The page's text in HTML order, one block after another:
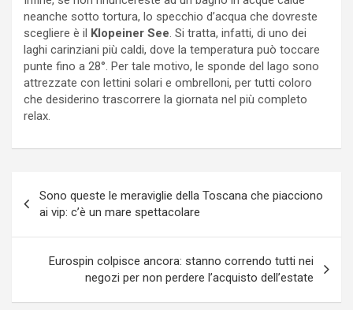
neanche sotto tortura, lo specchio d’acqua che dovreste
scegliere è il Klopeiner See. Si tratta, infatti, di uno dei
laghi carinziani più caldi, dove la temperatura può toccare
punte fino a 28°. Per tale motivo, le sponde del lago sono
attrezzate con lettini solari e ombrelloni, per tutti coloro
che desiderino trascorrere la giornata nel più completo
relax.
articoli
Sono queste le meraviglie della Toscana che piacciono
ai vip: c’è un mare spettacolare
Eurospin colpisce ancora: stanno correndo tutti nei
negozi per non perdere l’acquisto dell’estate